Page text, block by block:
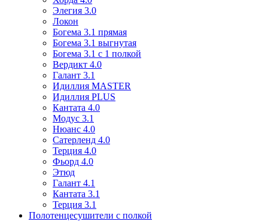
Элегия 3.0
Локон
Богема 3.1 прямая
Богема 3.1 выгнутая
Богема 3.1 с 1 полкой
Вердикт 4.0
Галант 3.1
Идиллия MASTER
Идиллия PLUS
Кантата 4.0
Модус 3.1
Нюанс 4.0
Сатерленд 4.0
Терция 4.0
Фьорд 4.0
Этюд
Галант 4.1
Кантата 3.1
Терция 3.1
Полотенцесушители с полкой